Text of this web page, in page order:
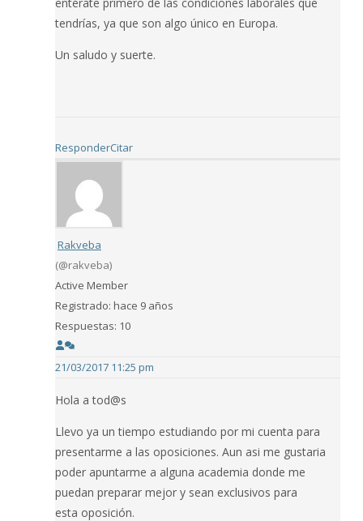
tendrías, ya que son algo único en Europa.
Un saludo y suerte.
ResponderCitar
Rakveba
(@rakveba)
Active Member
Registrado: hace 9 años
Respuestas: 10
21/03/2017 11:25 pm
Hola a tod@s
Llevo ya un tiempo estudiando por mi cuenta para
presentarme a las oposiciones. Aun asi me gustaria
poder apuntarme a alguna academia donde me
puedan preparar mejor y sean exclusivos para
esta oposición.